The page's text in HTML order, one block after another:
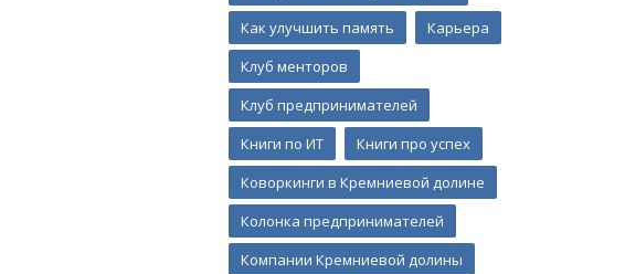
Как улучшить память
Карьера
Клуб менторов
Клуб предпринимателей
Книги по ИТ
Книги про успех
Коворкинги в Кремниевой долине
Колонка предпринимателей
Компании Кремниевой долины